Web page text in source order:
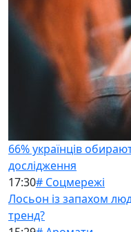
66% українців
дослідження
17:30# Соцмережі
Лосьон із запахом
тренд?